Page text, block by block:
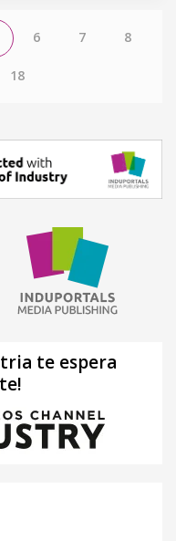
6 7 8
18
te espera